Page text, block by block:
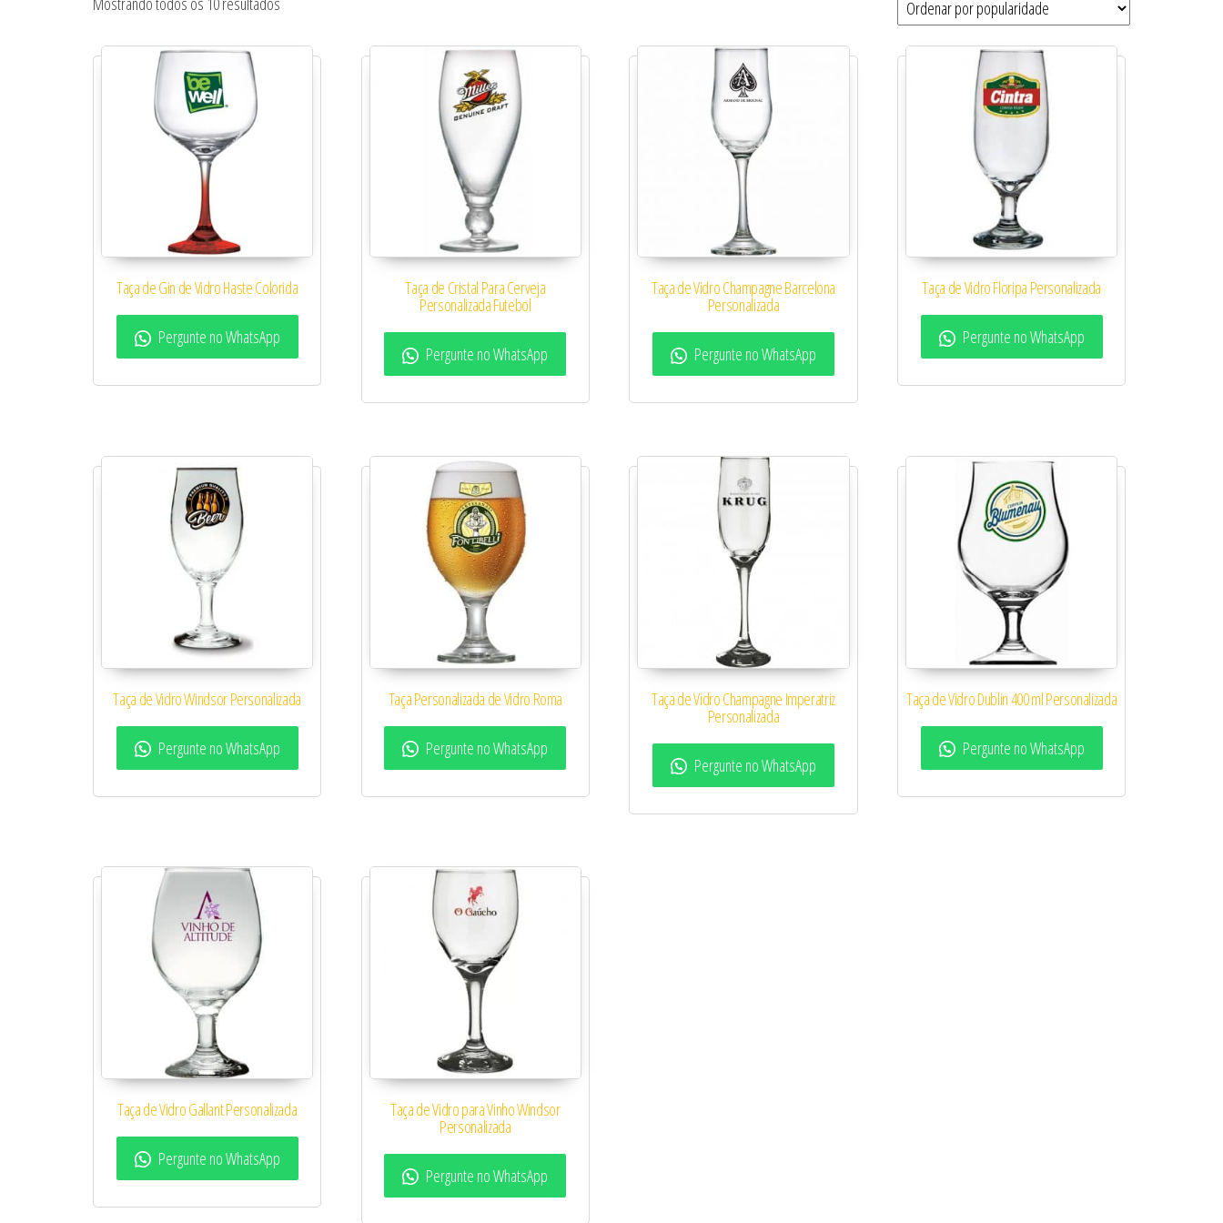
Taça de Gin de Vidro Haste Colorida
Pergunte no WhatsApp
Taça de Cristal Para Cerveja
Personalizada Futebol
Pergunte no WhatsApp
Taça de Vidro Champagne Barcelona
Personalizada
Pergunte no WhatsApp
Taça de Vidro Floripa Personalizada
Pergunte no WhatsApp
Taça de Vidro Windsor Personalizada
Pergunte no WhatsApp
Taça Personalizada de Vidro Roma
Pergunte no WhatsApp
Taça de Vidro Champagne Imperatriz
Personalizada
Pergunte no WhatsApp
Taça de Vidro Dublin 400 ml Personalizada
Pergunte no WhatsApp
Taça de Vidro Gallant Personalizada
Pergunte no WhatsApp
Taça de Vidro para Vinho Windsor
Personalizada
Pergunte no WhatsApp